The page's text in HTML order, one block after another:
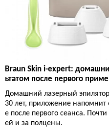
Braun Skin i-expert:
ьтатом после первого
Домашний лазерный
30 лет, приложение напомнит
е после первого сеанса.
ей и за полцены.